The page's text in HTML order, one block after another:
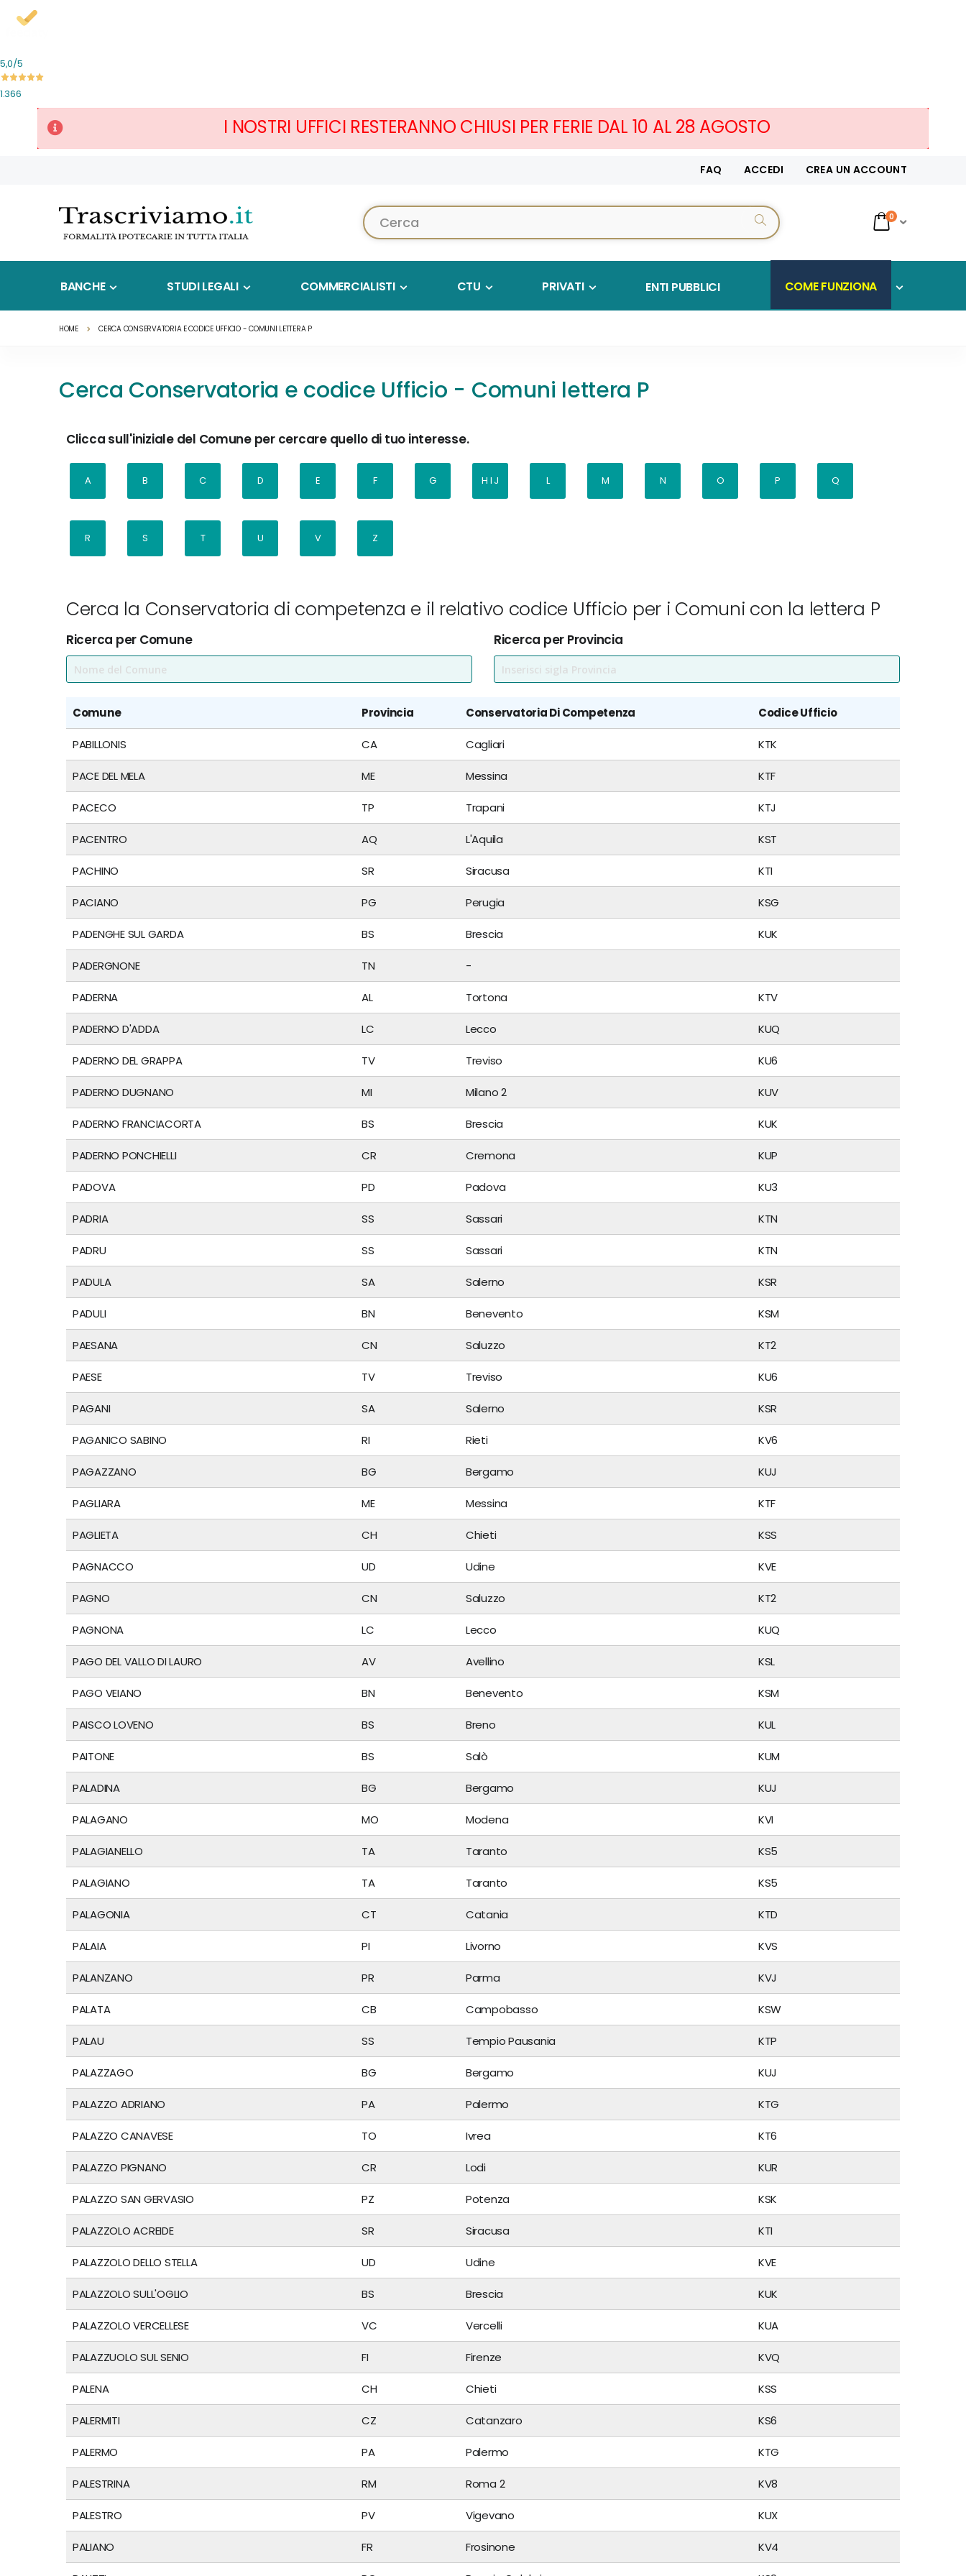
5,0/5
1.366
I NOSTRI UFFICI RESTERANNO CHIUSI PER FERIE DAL 10 AL 28 AGOSTO
FAQ ACCEDI CREA UN ACCOUNT
Cart
0servizi
Cerca...
CERCA...
BANCHE STUDI LEGALI COMMERCIALISTI CTU PRIVATI ENTI PUBBLICI COME FUNZIONA
HOME CERCA CONSERVATORIA E CODICE UFFICIO - COMUNI LETTERA P
Cerca Conservatoria e codice Ufficio - Comuni lettera P
Clicca sull'iniziale del Comune per cercare quello di tuo interesse.
A B C D E F G H I J L M N O P Q
R S T U V Z
Cerca la Conservatoria di competenza e il relativo codice Ufficio per i Comuni con la lettera P
Ricerca per Comune Ricerca per Provincia
Comune Provincia Conservatoria Di Competenza Codice Ufficio
PABILLONIS CA Cagliari KTK
PACE DEL MELA ME Messina KTF
PACECO TP Trapani KTJ
PACENTRO AQ L'Aquila KST
PACHINO SR Siracusa KTI
PACIANO PG Perugia KSG
PADENGHE SUL GARDA BS Brescia KUK
PADERGNONE TN -
PADERNA AL Tortona KTV
PADERNO D'ADDA LC Lecco KUQ
PADERNO DEL GRAPPA TV Treviso KU6
PADERNO DUGNANO MI Milano 2 KUV
PADERNO FRANCIACORTA BS Brescia KUK
PADERNO PONCHIELLI CR Cremona KUP
PADOVA PD Padova KU3
PADRIA SS Sassari KTN
PADRU SS Sassari KTN
PADULA SA Salerno KSR
PADULI BN Benevento KSM
PAESANA CN Saluzzo KT2
PAESE TV Treviso KU6
PAGANI SA Salerno KSR
PAGANICO SABINO RI Rieti KV6
PAGAZZANO BG Bergamo KUJ
PAGLIARA ME Messina KTF
PAGLIETA CH Chieti KSS
PAGNACCO UD Udine KVE
PAGNO CN Saluzzo KT2
PAGNONA LC Lecco KUQ
PAGO DEL VALLO DI LAURO AV Avellino KSL
PAGO VEIANO BN Benevento KSM
PAISCO LOVENO BS Breno KUL
PAITONE BS Salò KUM
PALADINA BG Bergamo KUJ
PALAGANO MO Modena KVI
PALAGIANELLO TA Taranto KS5
PALAGIANO TA Taranto KS5
PALAGONIA CT Catania KTD
PALAIA PI Livorno KVS
PALANZANO PR Parma KVJ
PALATA CB Campobasso KSW
PALAU SS Tempio Pausania KTP
PALAZZAGO BG Bergamo KUJ
PALAZZO ADRIANO PA Palermo KTG
PALAZZO CANAVESE TO Ivrea KT6
PALAZZO PIGNANO CR Lodi KUR
PALAZZO SAN GERVASIO PZ Potenza KSK
PALAZZOLO ACREIDE SR Siracusa KTI
PALAZZOLO DELLO STELLA UD Udine KVE
PALAZZOLO SULL'OGLIO BS Brescia KUK
PALAZZOLO VERCELLESE VC Vercelli KUA
PALAZZUOLO SUL SENIO FI Firenze KVQ
PALENA CH Chieti KSS
PALERMITI CZ Catanzaro KS6
PALERMO PA Palermo KTG
PALESTRINA RM Roma 2 KV8
PALESTRO PV Vigevano KUX
PALIANO FR Frosinone KV4